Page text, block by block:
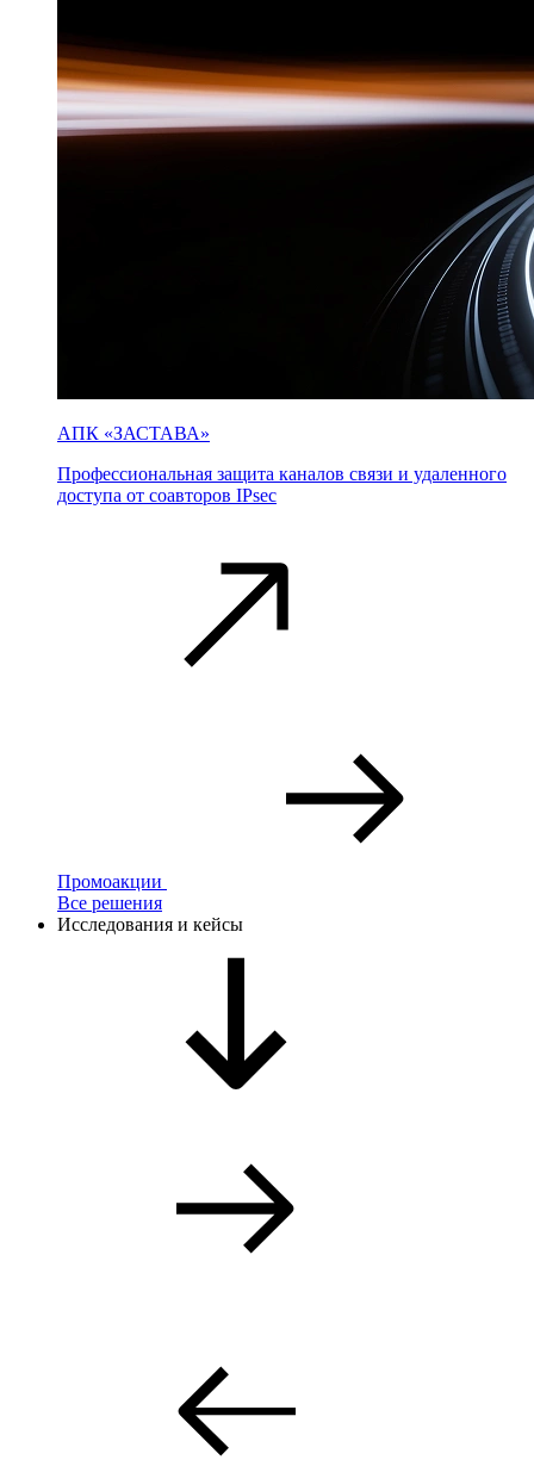
АПК «ЗАСТАВА»
Профессиональная защита каналов связи и удаленного
доступа от соавторов IPsec
Промоакции
Все решения
Исследования и кейсы